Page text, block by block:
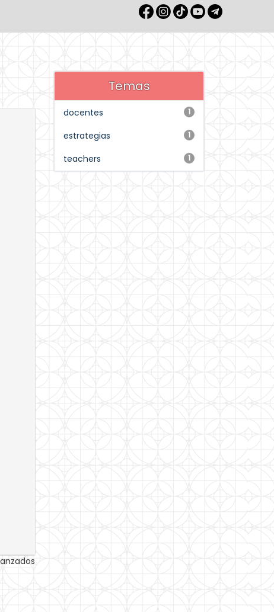
Temas
1
docentes
1
estrategias
1
teachers